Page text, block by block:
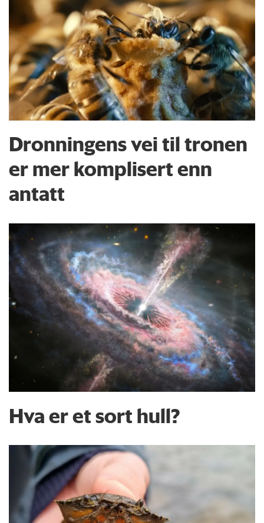
Dronningens vei til tronen
er mer komplisert enn
antatt
Hva er et sort hull?